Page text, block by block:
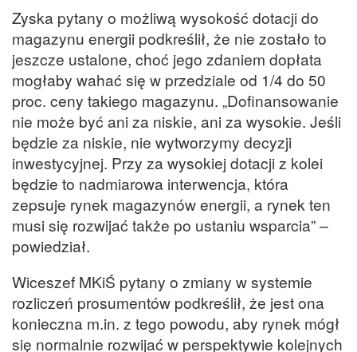
Zyska pytany o możliwą wysokość dotacji do
magazynu energii podkreślił, że nie zostało to
jeszcze ustalone, choć jego zdaniem dopłata
mogłaby wahać się w przedziale od 1/4 do 50
proc. ceny takiego magazynu. „Dofinansowanie
nie może być ani za niskie, ani za wysokie. Jeśli
będzie za niskie, nie wytworzymy decyzji
inwestycyjnej. Przy za wysokiej dotacji z kolei
będzie to nadmiarowa interwencja, która
zepsuje rynek magazynów energii, a rynek ten
musi się rozwijać także po ustaniu wsparcia” –
powiedział.
Wiceszef MKiŚ pytany o zmiany w systemie
rozliczeń prosumentów podkreślił, że jest ona
konieczna m.in. z tego powodu, aby rynek mógł
się normalnie rozwijać w perspektywie kolejnych